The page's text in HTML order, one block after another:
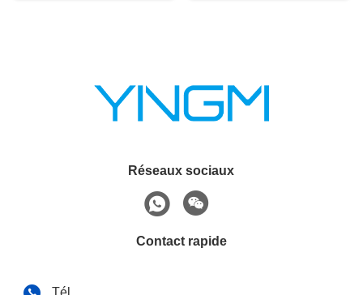
Réseaux sociaux
Contact rapide